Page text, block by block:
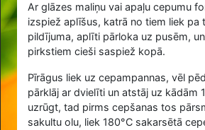
Ar glāzes maliņu vai apaļu cepumu
izspiež aplīšus, katrā no tiem liek pa
pildījuma, aplīti pārloka uz pusēm,
pirkstiem cieši saspiež kopā.
Pīrāgus liek uz cepampannas, vēl
pārklāj ar dvielīti un atstāj uz kādām
uzrūgt, tad pirms cepšanas tos
sakultu olu, liek 180°C sakarsētā